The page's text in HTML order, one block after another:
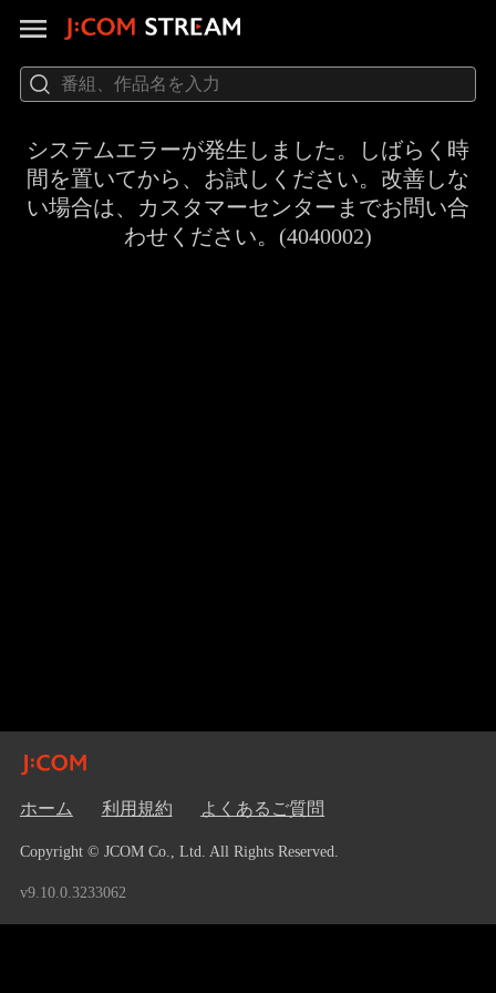
システムエラーが発生しました。しばらく時
間を置いてから、お試しください。改善しな
い場合は、カスタマーセンターまでお問い合
わせください。(4040002)
ホーム 利用規約 よくあるご質問
Copyright © JCOM Co., Ltd. All Rights Reserved.
v9.10.0.3233062